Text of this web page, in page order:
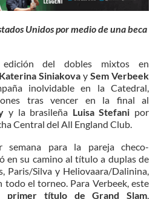
Unidos por medio de una beca
del dobles mixtos en
Katerina Siniakova y Sem Verbeek
inolvidable en la Catedral,
tras vencer en la final al
y la brasileña Luisa Stefani por
Central del All England Club.
semana para la pareja checo-
en su camino al título a duplas de
Paris/Silva y Heliovaara/Dalinina,
todo el torneo. Para Verbeek, este
primer título de Grand Slam